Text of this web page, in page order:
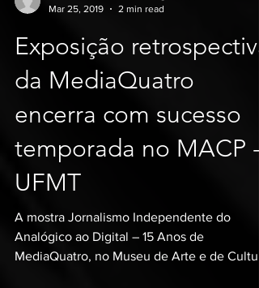
Mar 25, 2019
2 min read
Exposição retrospectiva
da MediaQuatro
encerra com sucesso
temporada no MACP -
UFMT
A mostra Jornalismo Independente do
Analógico ao Digital – 15 Anos de